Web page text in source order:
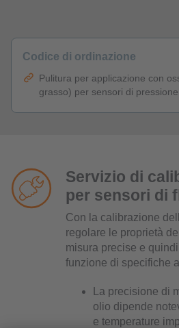
Codice di ordinazione
Pulitura per applicazione con
grasso) per sensori di
Servizio di
per sensori di
Con la calibrazione
regolare le proprietà
misura precise e
funzione di specifiche
La precisione di
olio dipende
e temperature